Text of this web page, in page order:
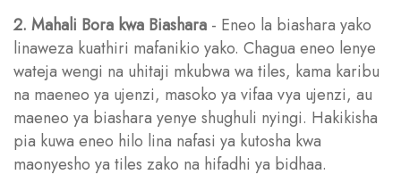
2. Mahali Bora kwa Biashara - Eneo la biashara yako
linaweza kuathiri mafanikio yako. Chagua eneo lenye
wateja wengi na uhitaji mkubwa wa tiles, kama karibu
na maeneo ya ujenzi, masoko ya vifaa vya ujenzi, au
maeneo ya biashara yenye shughuli nyingi. Hakikisha
pia kuwa eneo hilo lina nafasi ya kutosha kwa
maonyesho ya tiles zako na hifadhi ya bidhaa.